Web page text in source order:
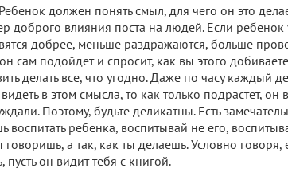
должен понять смыл, для чего он это
доброго влияния поста на людей. Если ребенок
добрее, меньше раздражаются, больше
сам подойдет и спросит, как вы этого
делать все, что угодно. Даже по часу каждый
в этом смысла, то как только подрастет, он
Поэтому, будьте деликатны. Есть
воспитать ребенка, воспитывай не его,
говоришь, а так, как ты делаешь. Условно говоря,
пусть он видит тебя с книгой.